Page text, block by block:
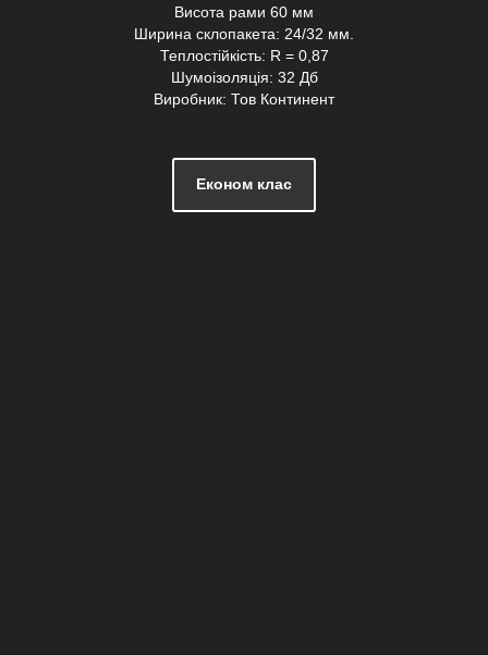
Висота рами 60 мм
Ширина склопакета: 24/32 мм.
Теплостійкість: R = 0,87
Шумоізоляція: 32 Дб
Виробник: Тов Континент
Економ клас